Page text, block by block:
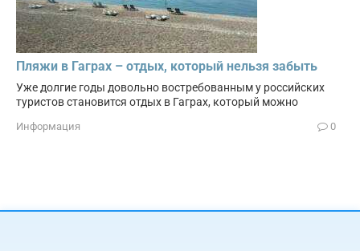
Пляжи в Гаграх – отдых, который нельзя забыть
Уже долгие годы довольно востребованным у российских
туристов становится отдых в Гаграх, который можно
Информация 0